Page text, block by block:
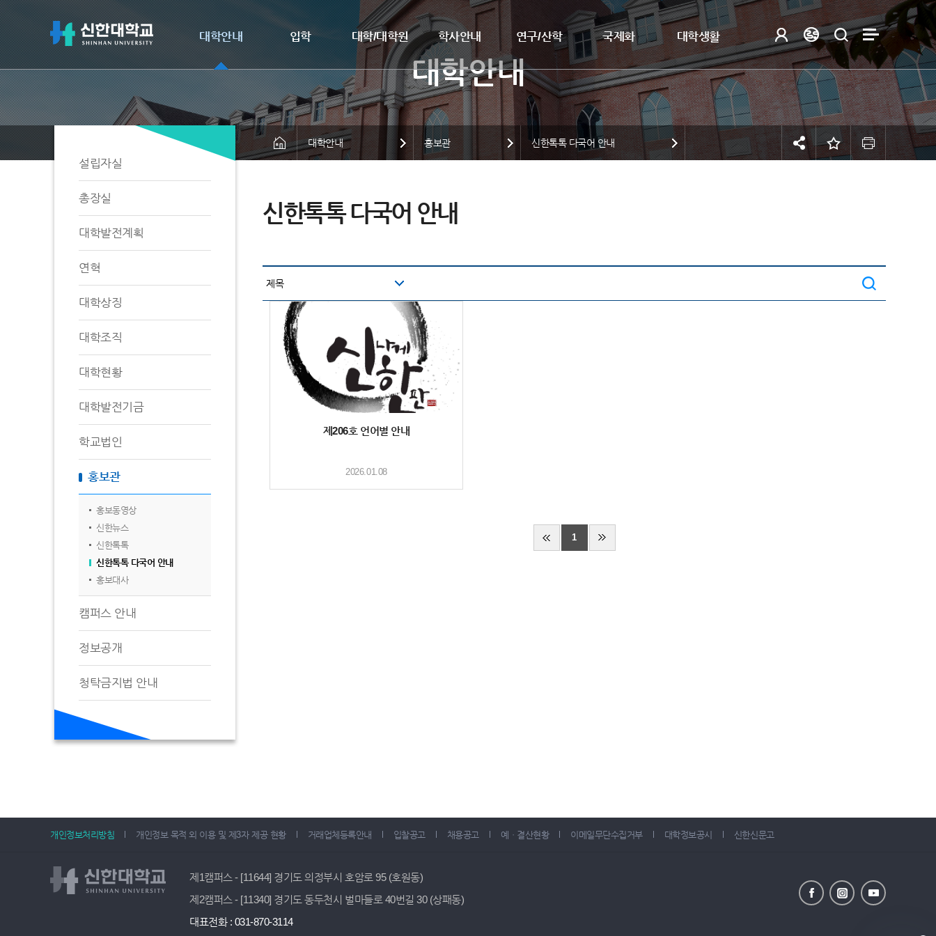
대학안내 입학 대학/대학원 학사안내 연구/산학 국제화 대학생활
설립자실
총장실
대학발전계획
연혁
대학상징
대학조직
대학현황
대학발전기금
학교법인
홍보관
홍보동영상
신한뉴스
신한톡톡
신한톡톡 다국어 안내
홍보대사
캠퍼스 안내
정보공개
청탁금지법 안내
대학안내 홍보관 신한톡톡 다국어 안내
신한톡톡 다국어 안내
제206호 언어별 안내
2026.01.08
1
개인정보처리방침 개인정보 목적 외 이용 및 제3자 제공 현황 거래업체등록안내 입찰공고 채용공고 예ㆍ결산현황 이메일무단수집거부 대학정보공시 신한신문고
제1캠퍼스 - [11644] 경기도 의정부시 호암로 95 (호원동)
제2캠퍼스 - [11340] 경기도 동두천시 벌마들로 40번길 30 (상패동)
대표전화 : 031-870-3114